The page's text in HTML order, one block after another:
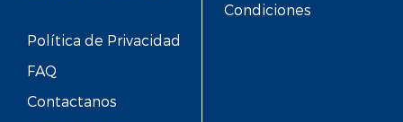
Condiciones
Política de Privacidad
FAQ
Contactanos